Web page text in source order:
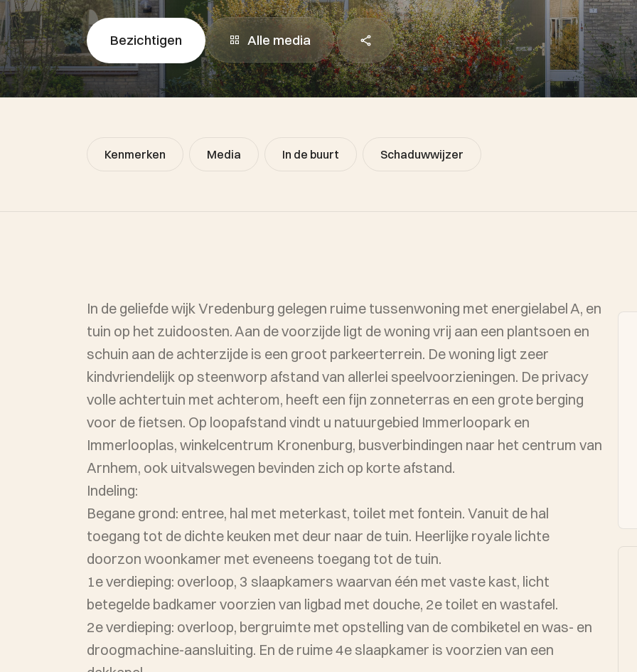
Bezichtigen Alle media
Kenmerken Media In de buurt Schaduwwijzer
In de geliefde wijk Vredenburg gelegen ruime tussenwoning met energielabel A, en
tuin op het zuidoosten. Aan de voorzijde ligt de woning vrij aan een plantsoen en
schuin aan de achterzijde is een groot parkeerterrein. De woning ligt zeer
kindvriendelijk op steenworp afstand van allerlei speelvoorzieningen. De privacy
volle achtertuin met achterom, heeft een fijn zonneterras en een grote berging
voor de fietsen. Op loopafstand vindt u natuurgebied Immerloopark en
Immerlooplas, winkelcentrum Kronenburg, busverbindingen naar het centrum van
Arnhem, ook uitvalswegen bevinden zich op korte afstand.
Indeling:
Begane grond: entree, hal met meterkast, toilet met fontein. Vanuit de hal
toegang tot de dichte keuken met deur naar de tuin. Heerlijke royale lichte
doorzon woonkamer met eveneens toegang tot de tuin.
1e verdieping: overloop, 3 slaapkamers waarvan één met vaste kast, licht
betegelde badkamer voorzien van ligbad met douche, 2e toilet en wastafel.
2e verdieping: overloop, bergruimte met opstelling van de combiketel en was- en
droogmachine-aansluiting. En de ruime 4e slaapkamer is voorzien van een